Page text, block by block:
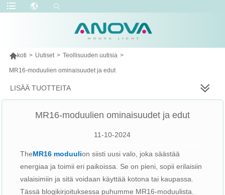
koti > Uutiset > Teollisuuden uutisia >
MR16-moduulien ominaisuudet ja edut
LISÄÄ TUOTTEITA
MR16-moduulien ominaisuudet ja edut
11-10-2024
TheMR16 moduulion siisti uusi valo, joka säästää
energiaa ja toimii eri paikoissa. Se on pieni, sopii erilaisiin
valaisimiin ja sitä voidaan käyttää kotona tai kaupassa.
Tässä blogikirjoituksessa puhumme MR16-moduulista.